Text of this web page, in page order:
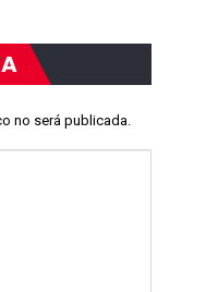
no será publicada.